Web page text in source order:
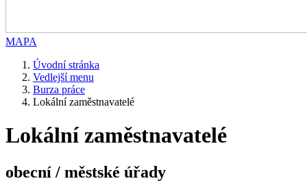
MAPA
Úvodní stránka
Vedlejší menu
Burza práce
Lokální zaměstnavatelé
Lokální zaměstnavatelé
obecní / městské úřady